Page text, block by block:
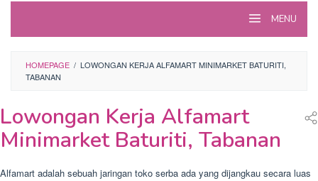
MENU
HOMEPAGE / LOWONGAN KERJA ALFAMART MINIMARKET BATURITI,
TABANAN
Lowongan Kerja Alfamart
Minimarket Baturiti, Tabanan
Alfamart adalah sebuah jaringan toko serba ada yang dijangkau secara luas